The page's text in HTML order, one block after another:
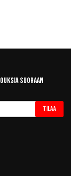
suoraan
Tilaa